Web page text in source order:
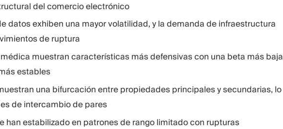
del comercio electrónico
datos exhiben una mayor volatilidad, y la demanda de infraestructura
de ruptura
muestran características más defensivas con una beta más baja
estables
una bifurcación entre propiedades principales y secundarias, lo
de intercambio de pares
han estabilizado en patrones de rango limitado con rupturas